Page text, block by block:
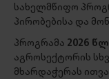
სახელმწიფო
პირობებისა და
პროგრამა 2026
აგროსექტორის
მხარდაჭერას